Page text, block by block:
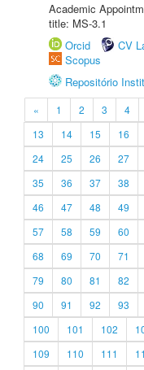
Academic
title: MS-3.1
Orcid
CV
Scopus
Repositório
« 1 2 3 4
13
14 15 16
24
25 26 27
35
36 37 38
46
47 48 49
57
58 59 60
68
69 70 71
79
80 81 82
90
91 92 93
100
101 102
109
110 111